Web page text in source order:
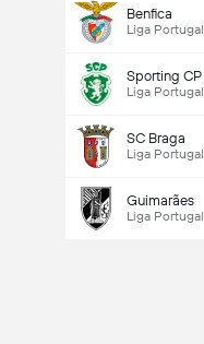
Benfica
Liga Portugal
Sporting CP
Liga Portugal
SC Braga
Liga Portugal
Guimarães
Liga Portugal